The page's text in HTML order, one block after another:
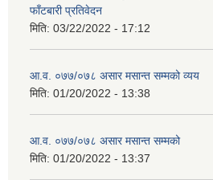
फाँटबारी प्रतिवेदन
मिति: 03/22/2022 - 17:12
आ.व. ०७७/०७८ असार मसान्त सम्मको व्यय
मिति: 01/20/2022 - 13:38
आ.व. ०७७/०७८ असार मसान्त सम्मको
मिति: 01/20/2022 - 13:37